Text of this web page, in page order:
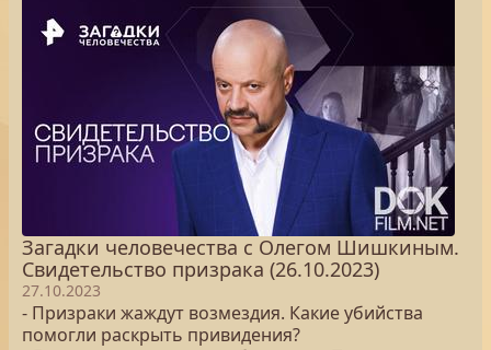
Загадки человечества с Олегом Шишкиным.
Свидетельство призрака (26.10.2023)
27.10.2023
- Призраки жаждут возмездия. Какие убийства
помогли раскрыть привидения?